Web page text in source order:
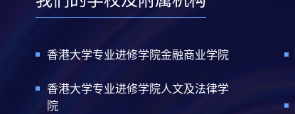
香港大学专业进修学院金融商业学院
香港大学专业进修学院人文及法律学
院